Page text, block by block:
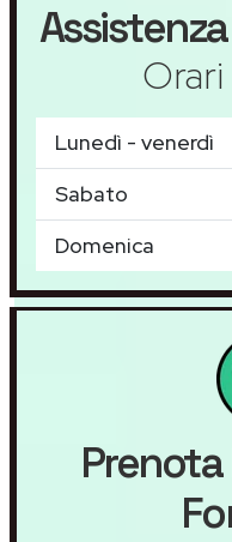
Assistenza
Lunedì - venerdì
Sabato
Domenica
Prenota